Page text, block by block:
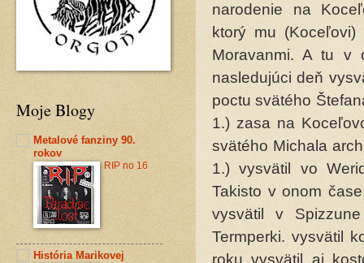
narodenie na
ktorý mu
Moravanmi. A tu v
nasledujúci deň
poctu svätého
1.) zasa na
svätého Michala
1.) vysvätil vo
Takisto v onom
vysvätil v
Termperki. vysvätil
Moje Blogy
Metalové fanziny 90.
rokov
RIP no 16
História Marikovej